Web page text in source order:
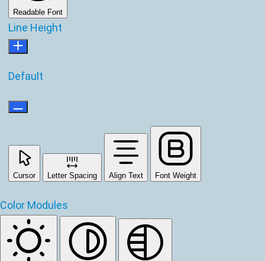
Readable Font
Line Height
Default
Cursor Letter Spacing Align Text Font Weight
Color Modules